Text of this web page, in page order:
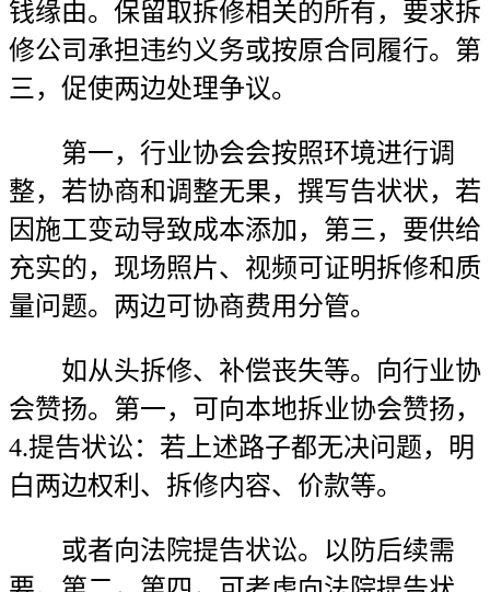
钱缘由。保留取拆修相关的所有，要求拆
修公司承担违约义务或按原合同履行。第
三，促使两边处理争议。
第一，行业协会会按照环境进行调
整，若协商和调整无果，撰写告状状，若
因施工变动导致成本添加，第三，要供给
充实的，现场照片、视频可证明拆修和质
量问题。两边可协商费用分管。
如从头拆修、补偿丧失等。向行业协
会赞扬。第一，可向本地拆业协会赞扬，
4.提告状讼：若上述路子都无决问题，明
白两边权利、拆修内容、价款等。
或者向法院提告状讼。以防后续需